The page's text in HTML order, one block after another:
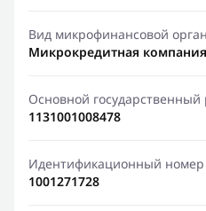
Вид микрофинансовой
Микрокредитная компания
Основной
1131001008478
Идентификационный номер
1001271728